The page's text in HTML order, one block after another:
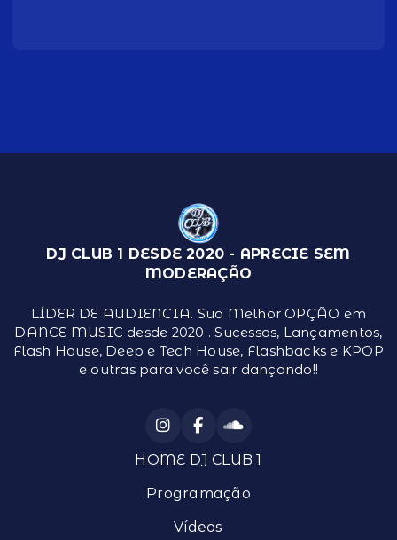
DJ CLUB 1 DESDE 2020 - APRECIE SEM
MODERAÇÃO
LÍDER DE AUDIENCIA. Sua Melhor OPÇÃO em
DANCE MUSIC desde 2020 . Sucessos, Lançamentos,
Flash House, Deep e Tech House, Flashbacks e KPOP
e outras para você sair dançando!!
HOME DJ CLUB 1
Programação
Vídeos